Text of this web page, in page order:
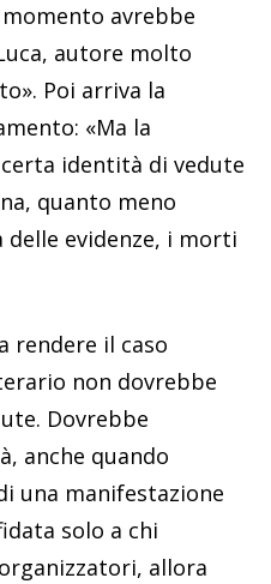
avrebbe
autore molto
Poi arriva la
«Ma la
identità di vedute
quanto meno
evidenze, i morti
rendere il caso
non dovrebbe
Dovrebbe
anche quando
una manifestazione
solo a chi
allora